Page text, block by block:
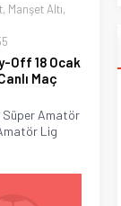
, Manşet Altı,
Off 18 Ocak
Maç
Süper Amatör
Lig